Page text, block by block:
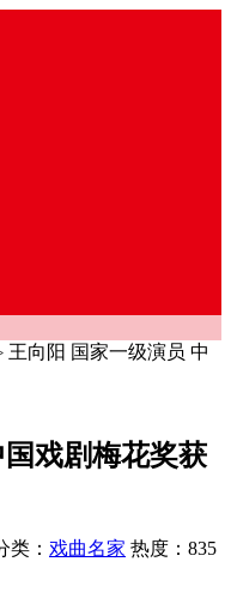
王向阳 国家一级演员 中
戏剧梅花奖获
类： 戏曲名家 热度：835